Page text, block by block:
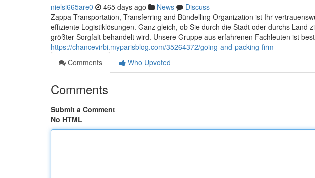
nielsi665are0 465 days ago News
Discuss
Zappa Transportation, Transferring and Bündelling Organization ist Ihr
effiziente Logistiklösungen. Ganz gleich, ob Sie durch die Stadt oder durchs Land
größter Sorgfalt behandelt wird. Unsere Gruppe aus erfahrenen Fachleuten ist
https://chancevirbi.myparisblog.com/35264372/going-and-packing-firm
Comments
Who Upvoted
Comments
Submit a Comment
No HTML